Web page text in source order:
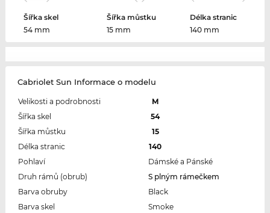
Šířka skel
54 mm
Šířka můstku
15 mm
Délka stranic
140 mm
Cabriolet Sun Informace o modelu
Velikosti a podrobnosti
M
Šířka skel
54
Šířka můstku
15
Délka stranic
140
Pohlaví
Dámské a Pánské
Druh rámů (obrub)
S plným rámečkem
Barva obruby
Black
Barva skel
Smoke